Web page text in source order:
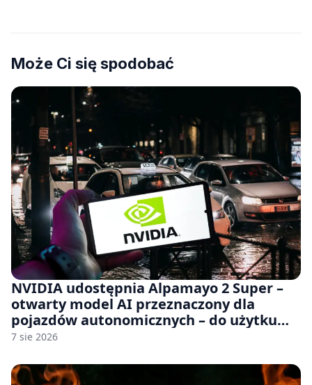
Może Ci się spodobać
NVIDIA udostępnia Alpamayo 2 Super –
otwarty model AI przeznaczony dla
pojazdów autonomicznych – do użytku
komercyjnego
7 sie 2026